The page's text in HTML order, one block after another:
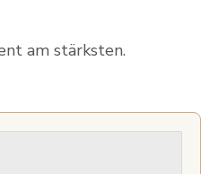
am stärksten.